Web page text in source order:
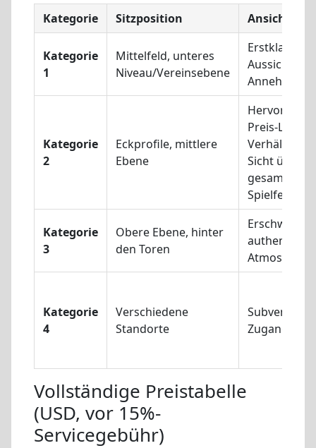
Kategorie Sitzposition Ansicht
Kategorie
1
Mittelfeld, unteres
Niveau/Vereinsebene
Erstklassige
Aussichten,
Kategorie
2
Eckprofile, mittlere
Ebene
Preis-
Verhältnis,
Sicht über
gesamten
Kategorie
3
Obere Ebene, hinter
den Toren
Atmosphäre
Kategorie
4
Verschiedene
Standorte
Zugang
Vollständige Preistabelle
(USD, vor 15%-
Servicegebühr)